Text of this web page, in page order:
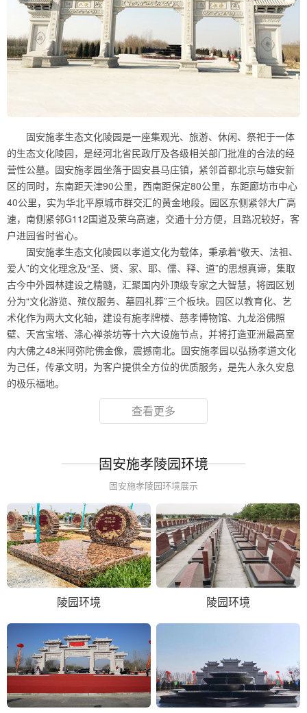
固安施孝生态文化陵园是一座集观光、旅游、休闲、祭祀于一体
的生态文化陵园，是经河北省民政厅及各级相关部门批准的合法的经
营性公墓。固安施孝园坐落于固安县马庄镇，紧邻首都北京与雄安新
区的同时，东南距天津90公里，西南距保定80公里，东距廊坊市中心
40公里，实为华北平原城市群交汇的黄金地段。园区东侧紧邻大广高
速，南侧紧邻G112国道及荣乌高速，交通十分方便，且路况较好，客
户进园省时省心。
固安施孝生态文化陵园以孝道文化为载体，秉承着“敬天、法祖、
爱人”的文化理念及“圣、贤、家、耶、儒、释、道”的思想真谛，集取
古今中外园林建设之精髓，汇聚国内外顶级专家之大智慧，将园区划
分为“文化游览、殡仪服务、墓园礼葬”三个板块。园区以教育化、艺
术化作为两大文化轴，建设有施孝牌楼、慈孝博物馆、九龙浴佛照
壁、天宫宝塔、涤心禅茶坊等十六大设施节点，并将打造亚洲最高室
内大佛之48米阿弥陀佛金像，震撼南北。固安施孝园以弘扬孝道文化
为己任，传承文明，为客户提供全方位的优质服务，是先人永久安息
的极乐福地。
查看更多
固安施孝陵园环境
固安施孝陵园环境展示
陵园环境 陵园环境